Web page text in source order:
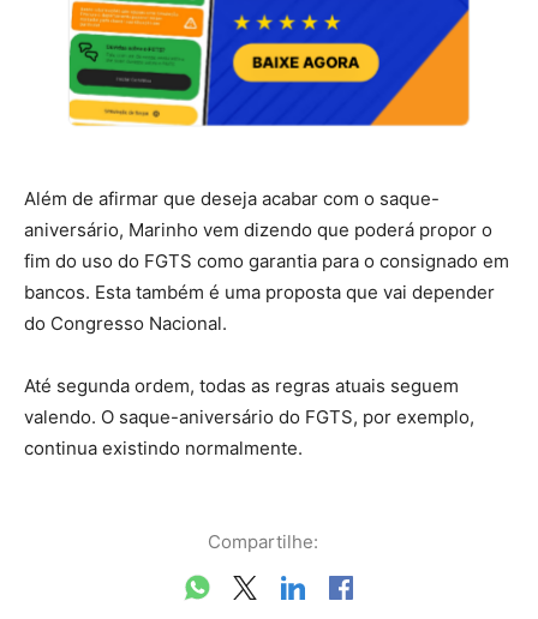
Além de afirmar que deseja acabar com o saque-
aniversário, Marinho vem dizendo que poderá propor o
fim do uso do FGTS como garantia para o consignado em
bancos. Esta também é uma proposta que vai depender
do Congresso Nacional.
Até segunda ordem, todas as regras atuais seguem
valendo. O saque-aniversário do FGTS, por exemplo,
continua existindo normalmente.
Compartilhe: